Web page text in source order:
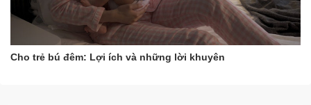
Cho trẻ bú đêm: Lợi ích và những lời khuyên